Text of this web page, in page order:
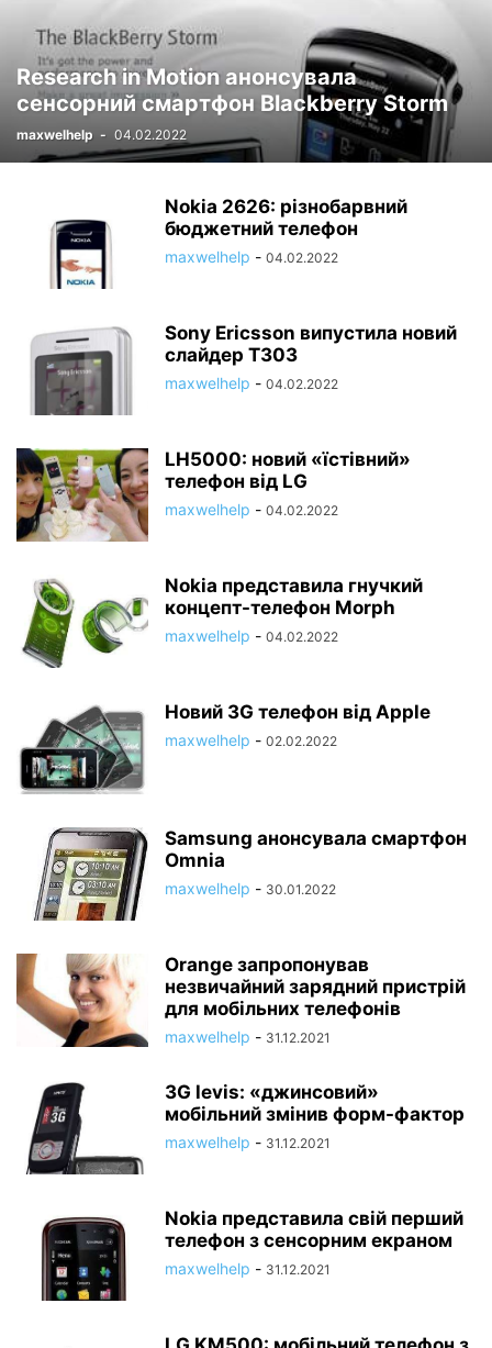
Research in Motion анонсувала
сенсорний смартфон Blackberry Storm
maxwelhelp - 04.02.2022
Nokia 2626: різнобарвний
бюджетний телефон
maxwelhelp - 04.02.2022
Sony Ericsson випустила новий
слайдер T303
maxwelhelp - 04.02.2022
LH5000: новий «їстівний»
телефон від LG
maxwelhelp - 04.02.2022
Nokia представила гнучкий
концепт-телефон Morph
maxwelhelp - 04.02.2022
Новий 3G телефон від Apple
maxwelhelp - 02.02.2022
Samsung анонсувала смартфон
Omnia
maxwelhelp - 30.01.2022
Orange запропонував
незвичайний зарядний пристрій
для мобільних телефонів
maxwelhelp - 31.12.2021
3G levis: «джинсовий»
мобільний змінив форм-фактор
maxwelhelp - 31.12.2021
Nokia представила свій перший
телефон з сенсорним екраном
maxwelhelp - 31.12.2021